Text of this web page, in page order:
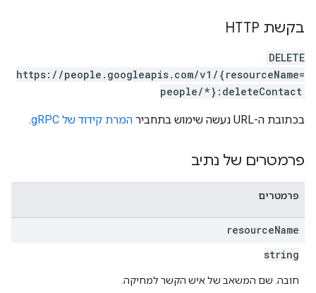
בקשת HTTP
DELETE
https://people.googleapis.com/v1/{resourceName=
people/*}:deleteContact
בכתובת ה-URL נעשה שימוש בתחביר המרת קידוד של gRPC .
פרמטרים של נתיב
פרמטרים
resourceName
string
חובה. שם המשאב של איש הקשר למחיקה.